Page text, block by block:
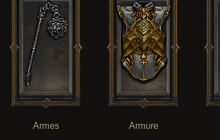
Armes Armure